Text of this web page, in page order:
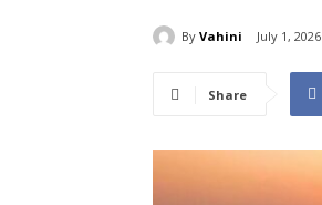
By Vahini July 1, 2026
Share